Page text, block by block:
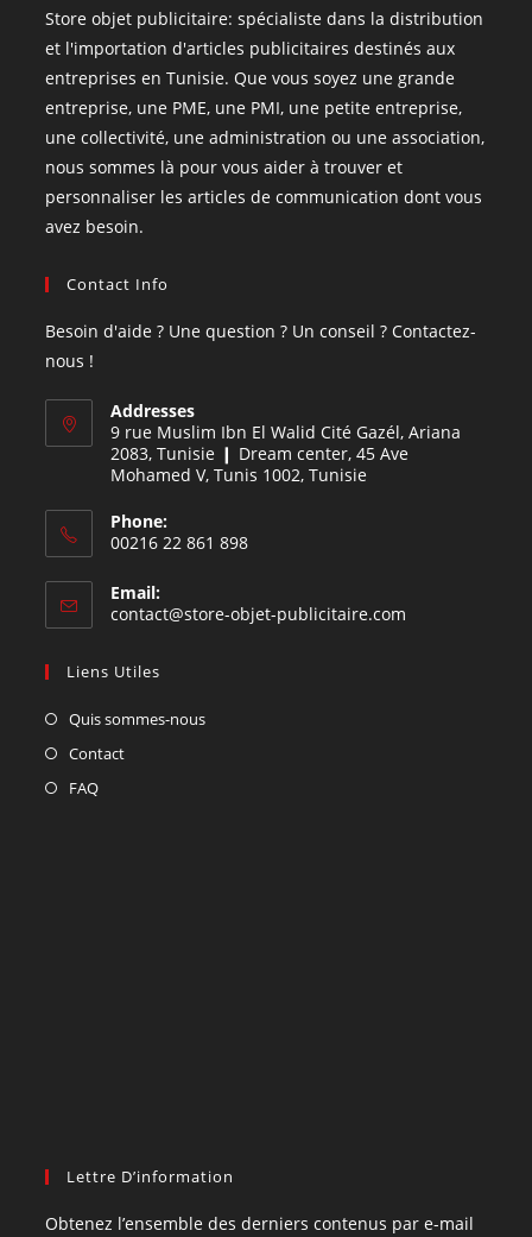
Store objet publicitaire: spécialiste dans la distribution
et l'importation d'articles publicitaires destinés aux
entreprises en Tunisie. Que vous soyez une grande
entreprise, une PME, une PMI, une petite entreprise,
une collectivité, une administration ou une association,
nous sommes là pour vous aider à trouver et
personnaliser les articles de communication dont vous
avez besoin.
Contact Info
Besoin d'aide ? Une question ? Un conseil ? Contactez-
nous !
Addresses
9 rue Muslim Ibn El Walid Cité Gazél, Ariana
2083, Tunisie ❙ Dream center, 45 Ave
Mohamed V, Tunis 1002, Tunisie
Phone:
00216 22 861 898
Email:
contact@store-objet-publicitaire.com
Liens Utiles
Quis sommes-nous
Contact
FAQ
Lettre D’information
Obtenez l’ensemble des derniers contenus par e-mail